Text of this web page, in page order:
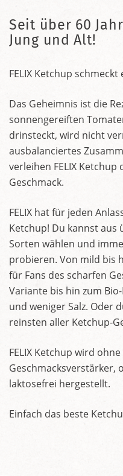
Seit über 60
Jung und Alt!
FELIX Ketchup
Das Geheimnis ist die
sonnengereiften
drinsteckt, wird nicht
ausbalanciertes
verleihen FELIX
Geschmack.
FELIX hat für jeden
Ketchup! Du kannst aus
Sorten wählen und
probieren. Von mild bis
für Fans des scharfen
Variante bis hin zum
und weniger Salz. Oder
reinsten aller Ketchup-
FELIX Ketchup wird
Geschmacksverstärker,
laktosefrei hergestellt.
Einfach das beste